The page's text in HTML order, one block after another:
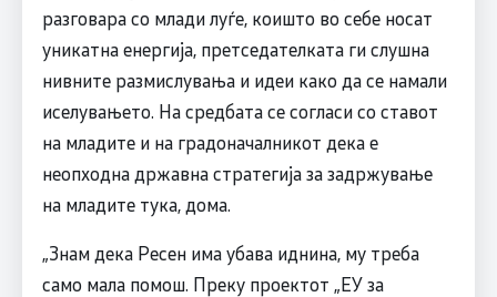
разговара со млади луѓе, коишто во себе носат
уникатна енергија, претседателката ги слушна
нивните размислувања и идеи како да се намали
иселувањето. На средбата се согласи со ставот
на младите и на градоначалникот дека е
неопходна државна стратегија за задржување
на младите тука, дома.
„Знам дека Ресен има убава иднина, му треба
само мала помош. Преку проектот „ЕУ за